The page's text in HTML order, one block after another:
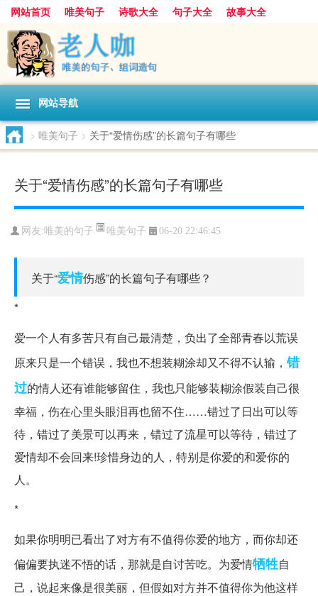
网站首页 唯美句子 诗歌大全 句子大全
故事大全
人生感悟
其他美文 美文欣赏
感人故事
句子分类
网站导航
> 唯美句子 > 关于“爱情伤感”的长篇句子有哪些
关于“爱情伤感”的长篇句子有哪些
网友: 唯美的句子 唯美句子 06-20 22:46:45
关于“爱情伤感”的长篇句子有哪些？
*
爱一个人有多苦只有自己最清楚，负出了全部青春以荒误
原来只是一个错误，我也不想装糊涂却又不得不认输，错
过的情人还有谁能够留住，我也只能够装糊涂假装自己很
幸福，伤在心里头眼泪再也留不住……错过了日出可以等
待，错过了美景可以再来，错过了流星可以等待，错过了
爱情却不会回来!珍惜身边的人，特别是你爱的和爱你的
人。
*
如果你明明已看出了对方有不值得你爱的地方，而你却还
偏偏要执迷不悟的话，那就是自讨苦吃。为爱情牺牲自
己，说起来像是很美丽，但假如对方并不值得你为他这样